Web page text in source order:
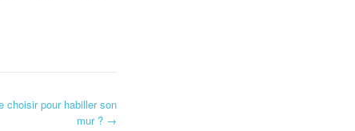
choisir pour habiller son
mur ? →